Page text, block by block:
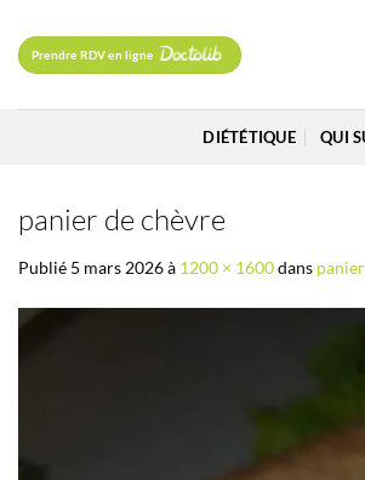
contenu
Prendre RDV en ligne
DIÉTÉTIQUE QUI
panier de chèvre
Publié 5 mars 2026à 1200 × 1600dans